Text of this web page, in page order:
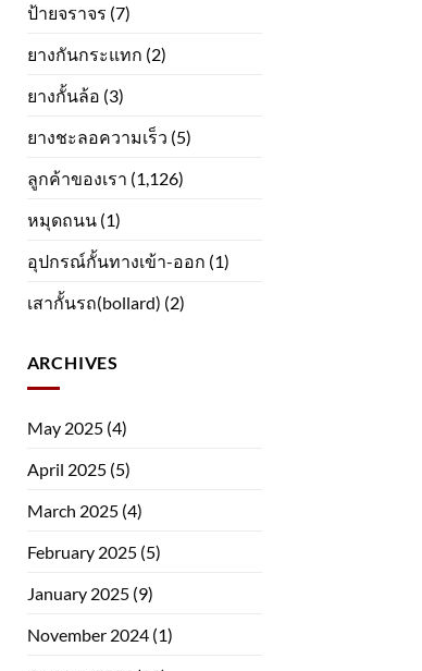
ป้ายจราจร (7)
ยางกันกระแทก (2)
ยางกั้นล้อ (3)
ยางชะลอความเร็ว (5)
ลูกค้าของเรา (1,126)
หมุดถนน(1)
อุปกรณ์กั้นทางเข้า-ออก (1)
เสากั้นรถ(bollard) (2)
ARCHIVES
May 2025(4)
April 2025(5)
March 2025(4)
February 2025(5)
January 2025(9)
November 2024(1)